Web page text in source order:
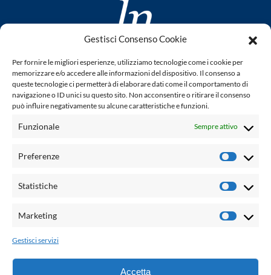
Gestisci Consenso Cookie
Per fornire le migliori esperienze, utilizziamo tecnologie come i cookie per
memorizzare e/o accedere alle informazioni del dispositivo. Il consenso a
queste tecnologie ci permetterà di elaborare dati come il comportamento di
navigazione o ID unici su questo sito. Non acconsentire o ritirare il consenso
può influire negativamente su alcune caratteristiche e funzioni.
Funzionale Sempre attivo
Preferenze
Statistiche
Marketing
Gestisci servizi
Accetta
www.laletteraturaenoi.it
fondato da Romano Luperini
Questo blog non rappresenta una testata giornalistica in
quanto viene aggiornato senza alcuna periodicità. Non può
legge n° 62 del 7.03.2001. L'autore non è responsabile per
email:
Grafica e web:Salvatore Leto